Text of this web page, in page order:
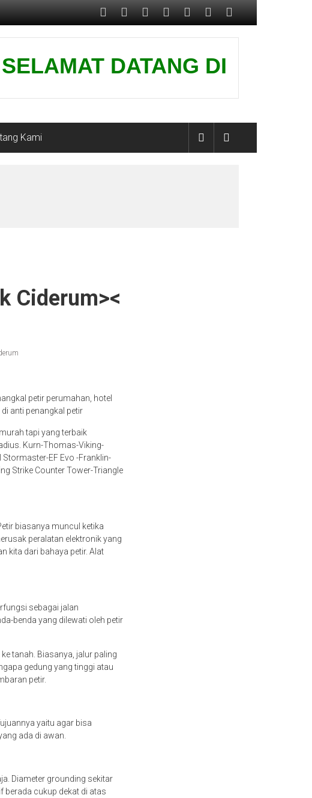
DATANG DI
Kami
Ciderum><
petir perumahan, hotel
anti penangkal petir
tapi yang terbaik
Kurn-Thomas-Viking-
EF Evo -Franklin-
Strike Counter Tower-Triangle
biasanya muncul ketika
peralatan elektronik yang
kita dari bahaya petir. Alat
sebagai jalan
benda yang dilewati oleh petir
tanah. Biasanya, jalur paling
gedung yang tinggi atau
petir.
yaitu agar bisa
ada di awan.
Diameter grounding sekitar
berada cukup dekat di atas